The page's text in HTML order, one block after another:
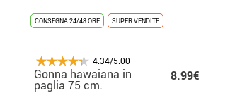
CONSEGNA 24/48 ORE SUPER VENDITE
4.34/5.00
Gonna hawaiana in
paglia 75 cm.
8.99€